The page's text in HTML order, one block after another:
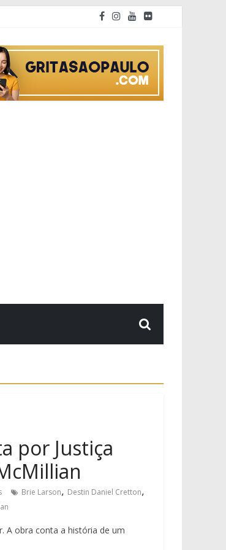
por Justiça
Brie Larson, Destin Daniel Cretton,
A obra conta a história de um